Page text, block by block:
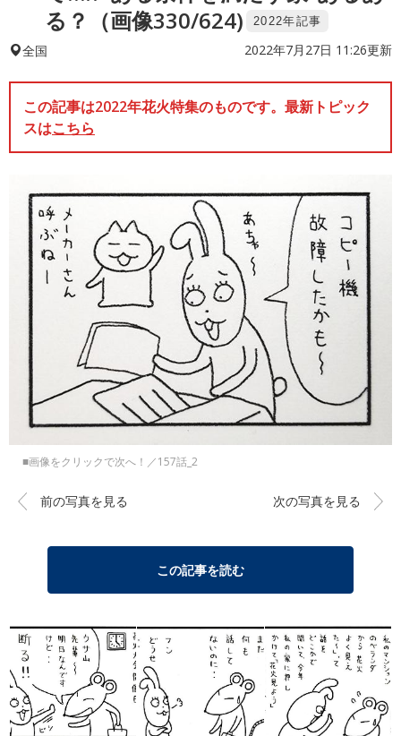
る？（画像330/624)
2022年記事
全国 2022年7月27日 11:26更新
この記事は2022年花火特集のものです。最新トピック
スはこちら
■画像をクリックで次へ！／157話_2
前の写真を見る 次の写真を見る
この記事を読む